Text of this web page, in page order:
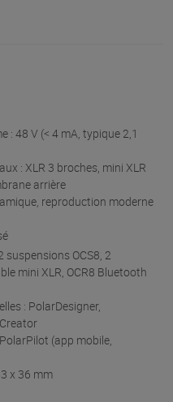
: 48 V (< 4 mA, typique 2,1
: XLR 3 broches, mini XLR
arrière
reproduction moderne
suspensions OCS8, 2
mini XLR, OCR8 Bluetooth
: PolarDesigner,
(app mobile,
x 36 mm